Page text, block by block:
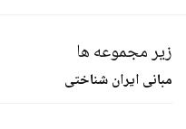
زیر مجموعه ها
مبانی ایران شناختی